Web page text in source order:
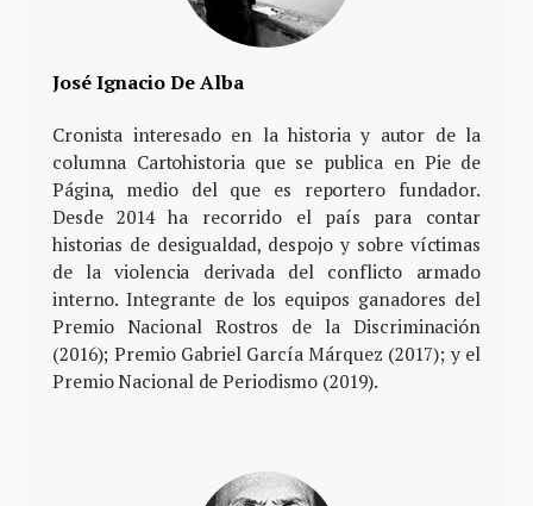
José Ignacio De Alba
Cronista interesado en la historia y autor de la
columna Cartohistoria que se publica en Pie de
Página, medio del que es reportero fundador.
Desde 2014 ha recorrido el país para contar
historias de desigualdad, despojo y sobre víctimas
de la violencia derivada del conflicto armado
interno. Integrante de los equipos ganadores del
Premio Nacional Rostros de la Discriminación
(2016); Premio Gabriel García Márquez (2017); y el
Premio Nacional de Periodismo (2019).